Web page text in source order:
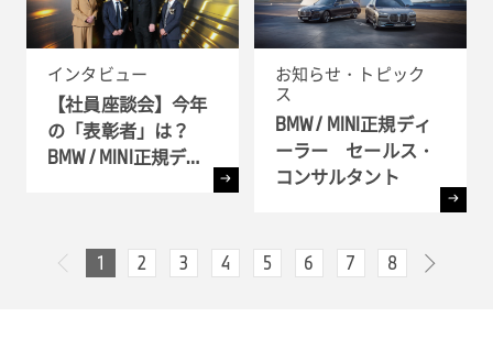
インタビュー
【社員座談会】今年
の「表彰者」は？
BMW / MINI正規ディ
お知らせ・トピック
ス
BMW / MINI正規ディ
ーラー セールス・
コンサルタント
1 2 3 4 5 6 7 8